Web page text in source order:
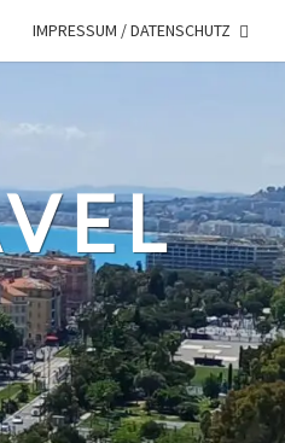
IMPRESSUM / DATENSCHUTZ